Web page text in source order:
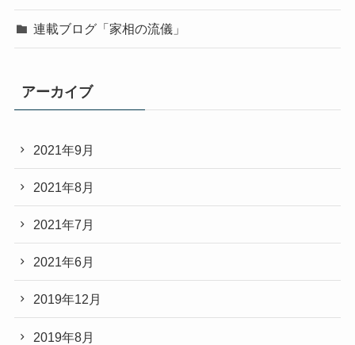
連載ブログ「家相の流儀」
アーカイブ
2021年9月
2021年8月
2021年7月
2021年6月
2019年12月
2019年8月